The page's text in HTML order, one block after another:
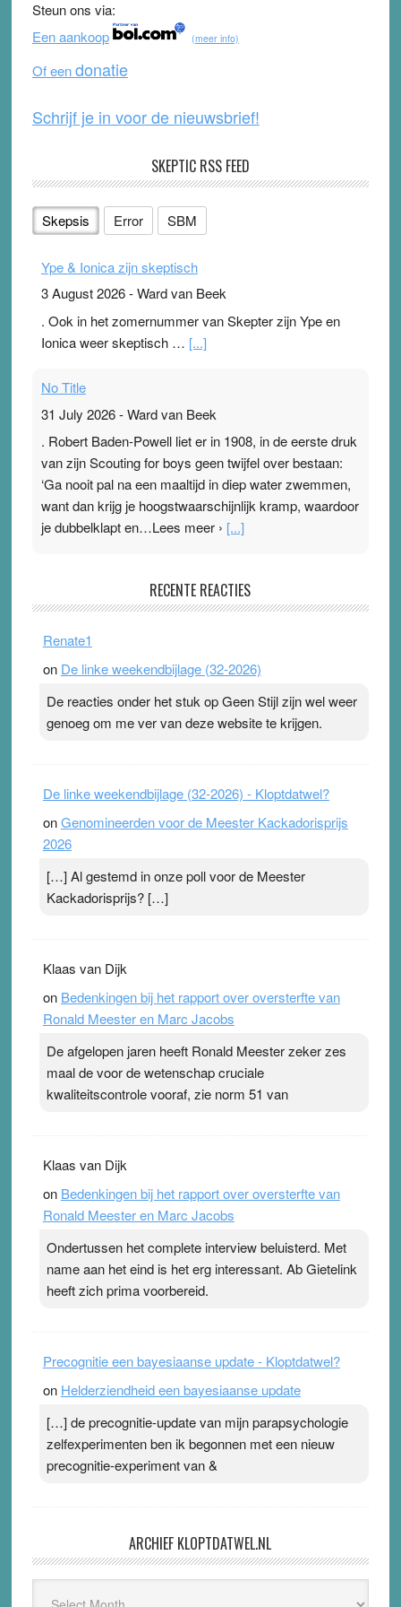
o
o
k
b
e
Steun ons via:
Een aankoop
(meer info)
Of eendonatie
Schrijf je in voor de nieuwsbrief!
SKEPTIC RSS FEED
Skepsis Error SBM
Ype & Ionica zijn skeptisch
3 August 2026-Ward van Beek
. Ook in het zomernummer van Skepter zijn Ype en
Ionica weer skeptisch … [...]
No Title
31 July 2026-Ward van Beek
. Robert Baden-Powell liet er in 1908, in de eerste druk
van zijn Scouting for boys geen twijfel over bestaan:
‘Ga nooit pal na een maaltijd in diep water zwemmen,
want dan krijg je hoogstwaarschijnlijk kramp, waardoor
je dubbelklapt en…Lees meer › [...]
Ward van Beek
topsporters. Ze hopen ermee hun hartslag te verlagen
terwijl ze meer zuurstof opnemen. Daarop heeft zo’n
ademen’ kan goud waard zijn. Door…Lees meer
Pleisterplakkers in de topspsort ›[...]
RECENTE REACTIES
Renate1
on De linke weekendbijlage (32-2026)
De reacties onder het stuk op Geen Stijl zijn wel weer
genoeg om me ver van deze website te krijgen.
De linke weekendbijlage (32-2026) - Kloptdatwel?
onGenomineerden voor de Meester Kackadorisprijs
2026
[…] Al gestemd in onze poll voor de Meester
Kackadorisprijs? […]
Klaas van Dijk
on Bedenkingen bij het rapport over oversterfte van
Ronald Meester en Marc Jacobs
De afgelopen jaren heeft Ronald Meester zeker zes
maal de voor de wetenschap cruciale
kwaliteitscontrole vooraf, zie norm 51 van
Klaas van Dijk
on Bedenkingen bij het rapport over oversterfte van
Ronald Meester en Marc Jacobs
Ondertussen het complete interview beluisterd. Met
name aan het eind is het erg interessant. Ab Gietelink
heeft zich prima voorbereid.
Precognitie een bayesiaanse update - Kloptdatwel?
on Helderziendheid een bayesiaanse update
[…] de precognitie-update van mijn parapsychologie
zelfexperimenten ben ik begonnen met een nieuw
precognitie-experiment van &
ARCHIEF KLOPTDATWEL.NL